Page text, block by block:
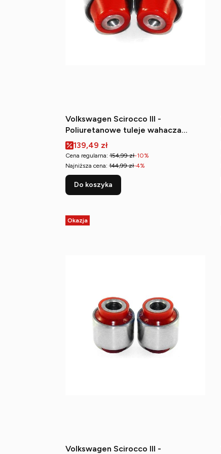
Volkswagen Scirocco III -
Poliuretanowe tuleje wahacza
tylnego dolnego (wewnętrzne)
Cena promocyjna
139,49 zł
Cena regularna: 154,99 zł-10%
Najniższa cena: 144,99 zł-4%
Do koszyka
Okazja
Volkswagen Scirocco III -